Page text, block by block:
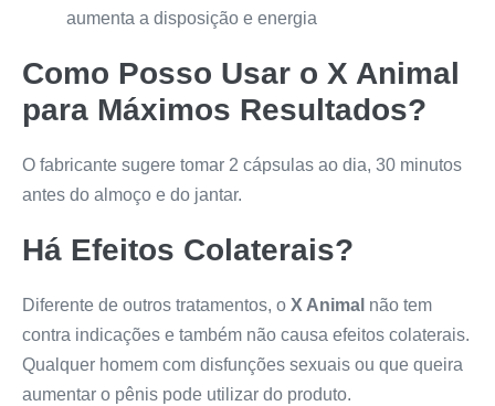
aumenta a disposição e energia
Como Posso Usar o X Animal
para Máximos Resultados?
O fabricante sugere tomar 2 cápsulas ao dia, 30 minutos
antes do almoço e do jantar.
Há Efeitos Colaterais?
Diferente de outros tratamentos, o X Animal não tem
contra indicações e também não causa efeitos colaterais.
Qualquer homem com disfunções sexuais ou que queira
aumentar o pênis pode utilizar do produto.